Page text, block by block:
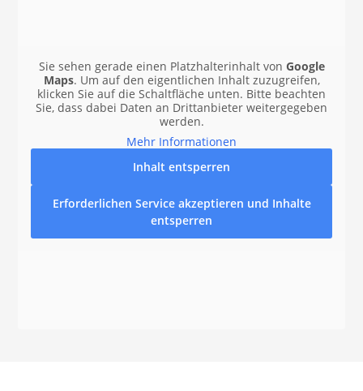
Sie sehen gerade einen Platzhalterinhalt von Google
Maps. Um auf den eigentlichen Inhalt zuzugreifen,
klicken Sie auf die Schaltfläche unten. Bitte beachten
Sie, dass dabei Daten an Drittanbieter weitergegeben
werden.
Mehr Informationen
Inhalt entsperren
Erforderlichen Service akzeptieren und Inhalte
entsperren